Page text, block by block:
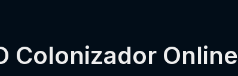
Colonizador Online